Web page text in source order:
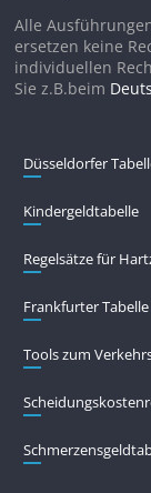
Alle
ersetzen keine
individuellen
Sie z.B.beim
Düsseldorfer
Kindergeldtabelle
Regelsätze für
Frankfurter Tabelle
Tools zum